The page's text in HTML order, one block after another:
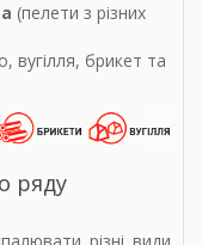
(пелети з різних
вугілля, брикет та
ряду
різні види